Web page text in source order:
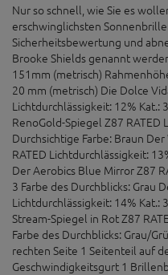
Nur so schnell, wie Sie es
erschwinglichsten
Sicherheitsbewertung und
Brooke Shields genannt
151mm (metrisch)
20 mm (metrisch) Die Dolce
Lichtdurchlässigkeit: 12% Kat.:
RenoGold-Spiegel Z87 RATED
Durchsichtige Farbe: Braun
RATED Lichtdurchlässigkeit:
Der Aerobics Blue Mirror Z87
3 Farbe des Durchblicks: Grau
Lichtdurchlässigkeit: 14% Kat.:
Stream-Spiegel in Rot Z87
Farbe des Durchblicks: Grau/
rechten Seite 1 Seitenteil auf
Geschwindigkeitsgurt 1